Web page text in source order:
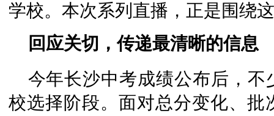
学校。本次系列直播，正是围绕
回应关切，传递最清晰的信息
今年长沙中考成绩公布后，
校选择阶段。面对总分变化、